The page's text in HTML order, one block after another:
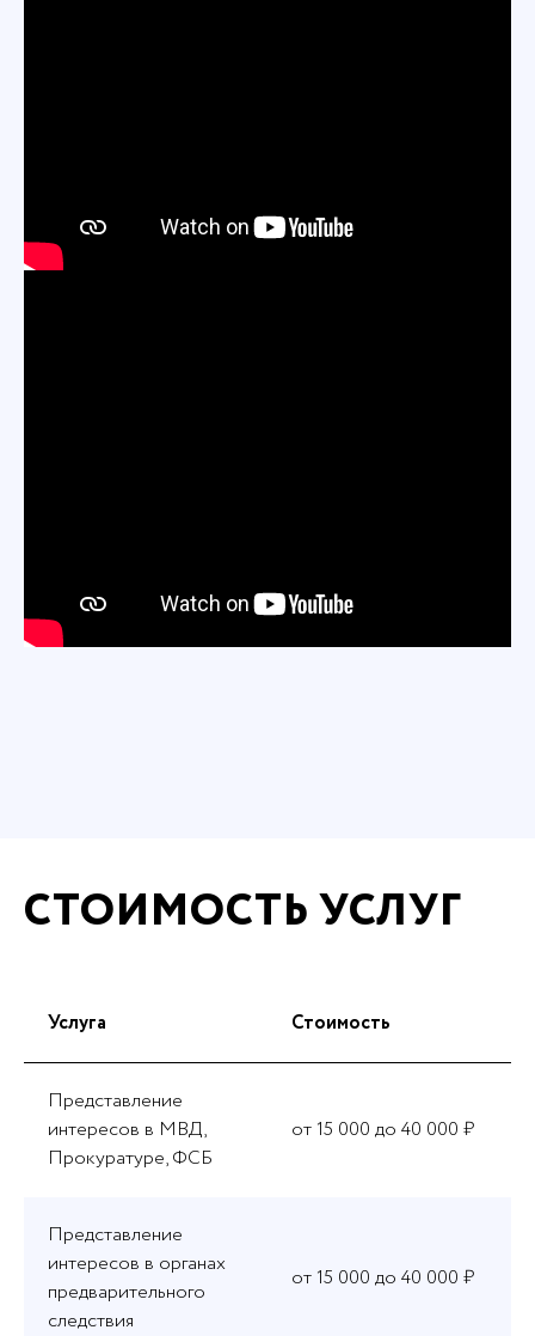
СТОИМОСТЬ УСЛУГ
Услуга Стоимость
Представление
интересов в МВД,
Прокуратуре, ФСБ
от 15 000 до 40 000 ₽
Представление
интересов в органах
предварительного
следствия
от 15 000 до 40 000 ₽